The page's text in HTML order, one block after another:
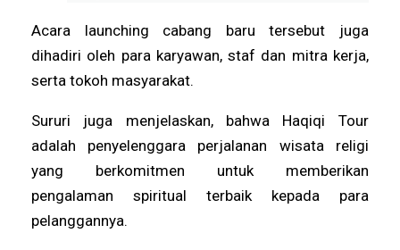
Acara launching cabang baru tersebut juga
dihadiri oleh para karyawan, staf dan mitra kerja,
serta tokoh masyarakat.
Sururi juga menjelaskan, bahwa Haqiqi Tour
adalah penyelenggara perjalanan wisata religi
yang berkomitmen untuk memberikan
pengalaman spiritual terbaik kepada para
pelanggannya.